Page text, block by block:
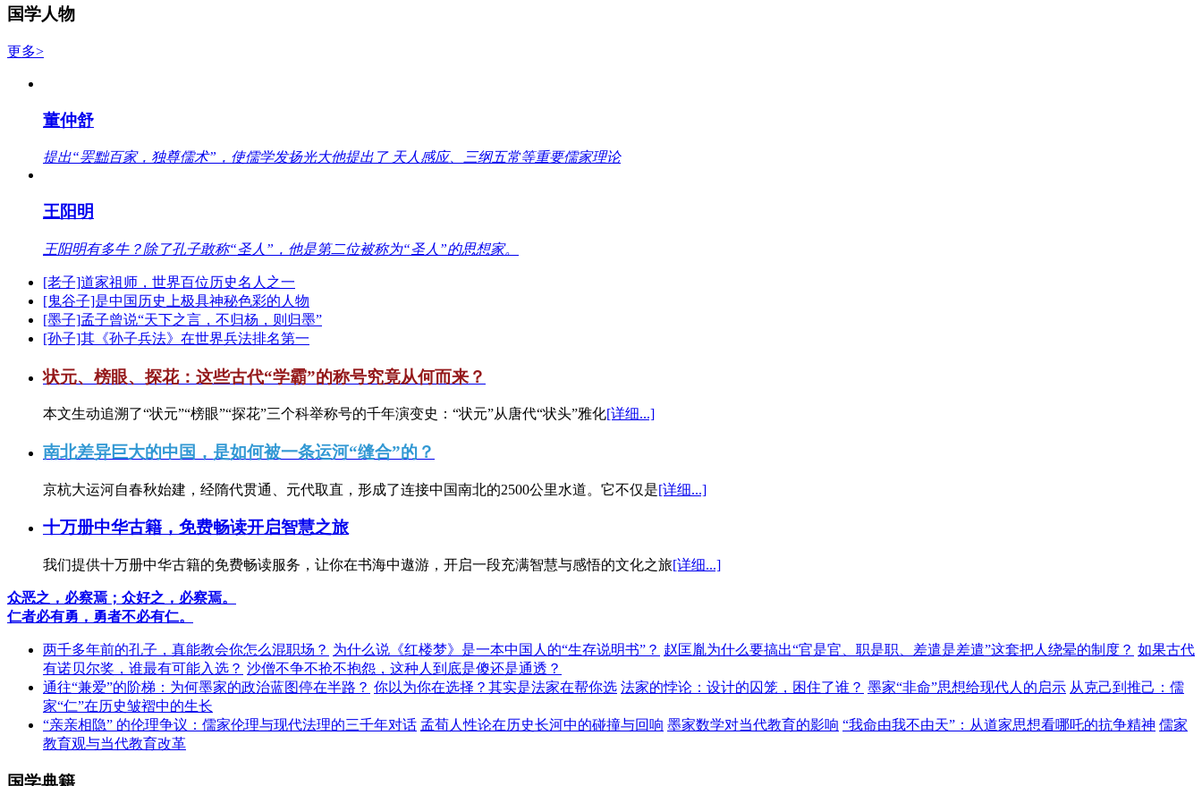
国学人物
更多>
董仲舒
提出“罢黜百家，独尊儒术”，使儒学发扬光大他提出了 天人感应、三纲五常等重要儒家理论
王阳明
王阳明有多牛？除了孔子敢称“圣人”，他是第二位被称为“圣人”的思想家。
[老子]道家祖师，世界百位历史名人之一
[鬼谷子]是中国历史上极具神秘色彩的人物
[墨子]孟子曾说“天下之言，不归杨，则归墨”
[孙子]其《孙子兵法》在世界兵法排名第一
状元、榜眼、探花：这些古代“学霸”的称号究竟从何而来？
本文生动追溯了“状元”“榜眼”“探花”三个科举称号的千年演变史：“状元”从唐代“状头”雅化[详细...]
南北差异巨大的中国，是如何被一条运河“缝合”的？
京杭大运河自春秋始建，经隋代贯通、元代取直，形成了连接中国南北的2500公里水道。它不仅是[详细...]
十万册中华古籍，免费畅读开启智慧之旅
我们提供十万册中华古籍的免费畅读服务，让你在书海中遨游，开启一段充满智慧与感悟的文化之旅[详细...]
众恶之，必察焉；众好之，必察焉。
仁者必有勇，勇者不必有仁。
两千多年前的孔子，真能教会你怎么混职场？ 为什么说《红楼梦》是一本中国人的“生存说明书”？ 赵匡胤为什么要搞出“官是官、职是职、差遣是差遣”这套把人绕晕的制度？ 如果古代
有诺贝尔奖，谁最有可能入选？ 沙僧不争不抢不抱怨，这种人到底是傻还是通透？
通往“兼爱”的阶梯：为何墨家的政治蓝图停在半路？ 你以为你在选择？其实是法家在帮你选 法家的悖论：设计的囚笼，困住了谁？ 墨家“非命”思想给现代人的启示 从克己到推己：儒
家“仁”在历史皱褶中的生长
“亲亲相隐” 的伦理争议：儒家伦理与现代法理的三千年对话 孟荀人性论在历史长河中的碰撞与回响 墨家数学对当代教育的影响 “我命由我不由天”：从道家思想看哪吒的抗争精神 儒家
教育观与当代教育改革
国学典籍